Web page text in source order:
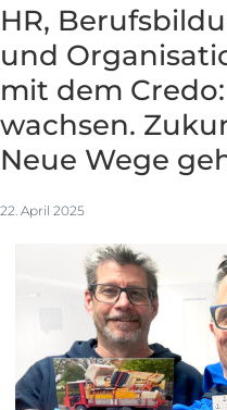
HR,
und
mit dem
wachsen.
Neue Wege
22. April 2025